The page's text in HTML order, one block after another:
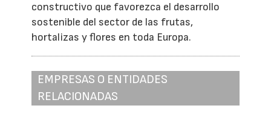
constructivo que favorezca el desarrollo
sostenible del sector de las frutas,
hortalizas y flores en toda Europa.
EMPRESAS O ENTIDADES
RELACIONADAS